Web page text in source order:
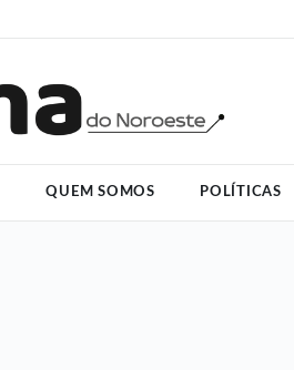
QUEM SOMOS POLÍTICAS